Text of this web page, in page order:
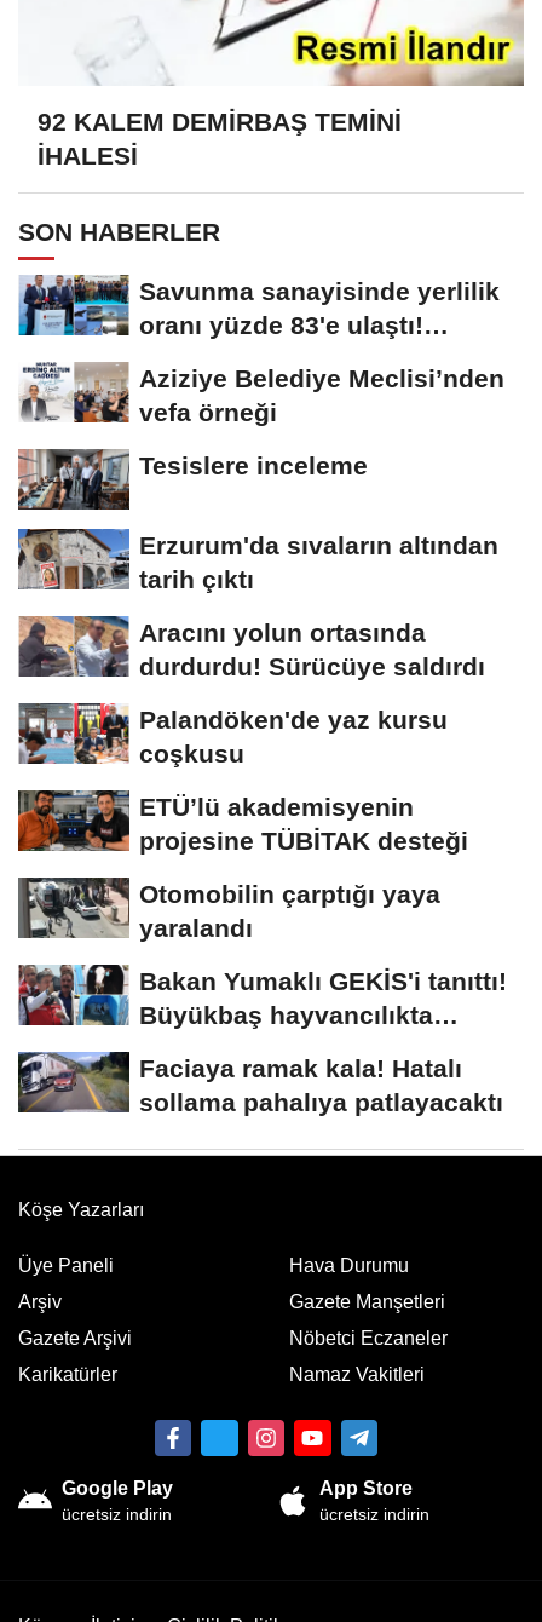
92 KALEM DEMİRBAŞ TEMİNİ
İHALESİ
SON HABERLER
Savunma sanayisinde yerlilik
oranı yüzde 83'e ulaştı!
Aziziye Belediye Meclisi’nden
vefa örneği
Tesislere inceleme
Erzurum'da sıvaların altından
tarih çıktı
Aracını yolun ortasında
durdurdu! Sürücüye saldırdı
Palandöken'de yaz kursu
coşkusu
ETÜ’lü akademisyenin
projesine TÜBİTAK desteği
Otomobilin çarptığı yaya
yaralandı
Bakan Yumaklı GEKİS'i tanıttı!
Büyükbaş hayvancılıkta
Faciaya ramak kala! Hatalı
sollama pahalıya patlayacaktı
Köşe Yazarları
Üye Paneli
Arşiv
Gazete Arşivi
Karikatürler
Hava Durumu
Gazete Manşetleri
Nöbetci Eczaneler
Namaz Vakitleri
Google Play
ücretsiz indirin
App Store
ücretsiz indirin